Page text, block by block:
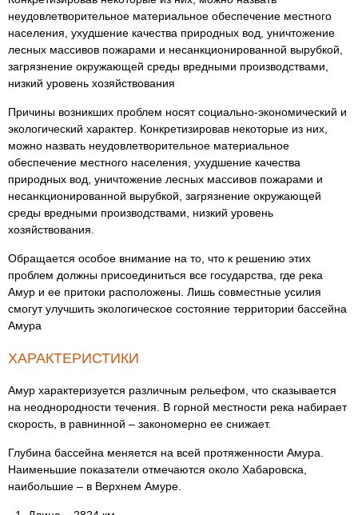
неудовлетворительное материальное обеспечение местного
населения, ухудшение качества природных вод, уничтожение
лесных массивов пожарами и несанкционированной вырубкой,
загрязнение окружающей среды вредными производствами,
низкий уровень хозяйствования
Причины возникших проблем носят социально-экономический и
экологический характер. Конкретизировав некоторые из них,
можно назвать неудовлетворительное материальное
обеспечение местного населения, ухудшение качества
природных вод, уничтожение лесных массивов пожарами и
несанкционированной вырубкой, загрязнение окружающей
среды вредными производствами, низкий уровень
хозяйствования.
Обращается особое внимание на то, что к решению этих
проблем должны присоединиться все государства, где река
Амур и ее притоки расположены. Лишь совместные усилия
смогут улучшить экологическое состояние территории бассейна
Амура
ХАРАКТЕРИСТИКИ
Амур характеризуется различным рельефом, что сказывается
на неоднородности течения. В горной местности река набирает
скорость, в равнинной – закономерно ее снижает.
Глубина бассейна меняется на всей протяженности Амура.
Наименьшие показатели отмечаются около Хабаровска,
наибольшие – в Верхнем Амуре.